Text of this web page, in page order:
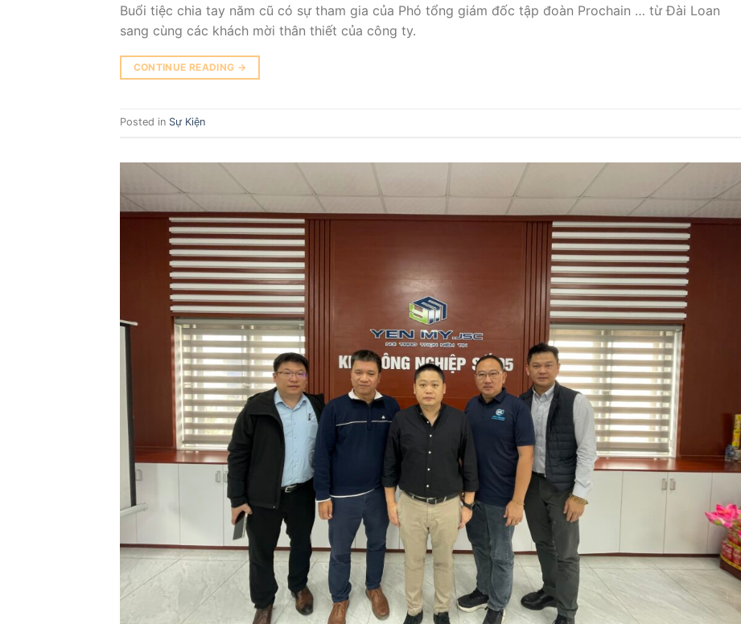
Buổi tiệc chia tay năm cũ có sự tham gia của Phó tổng giám đốc tập đoàn Prochain … từ Đài Loan
sang cùng các khách mời thân thiết của công ty.
CONTINUE READING →
Posted in Sự Kiện